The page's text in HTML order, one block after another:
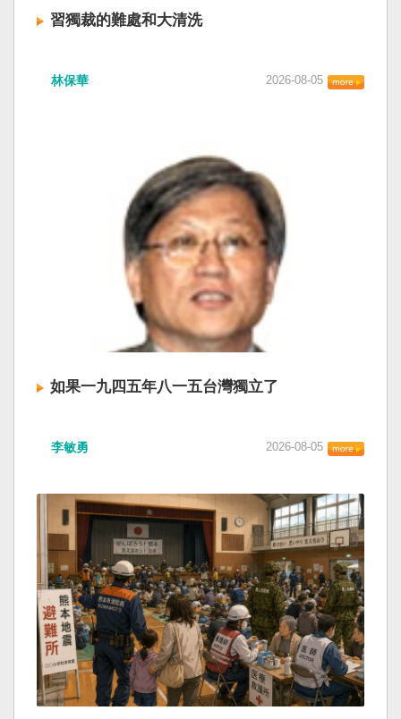
次彰顯這份聲明的立場，很榮幸代表台灣人民接
受IPAC的聲明，台灣會給予堅定的支持，共同捍
更透過跨國鎮壓手段，對世界各國人民進行政治
紅色恐怖正在世界各地蔓延，今年論壇主題聚焦
討論全球的民主韌性、灰帶侵擾的因應聯防，以
及非紅供應鏈的重塑，更加反映出台灣在國際社
會中的角色定位，以及期許台灣能承擔的國際責
任。 賴清德表示，當今台灣的民主成就受到國際
的肯定，面對中國「民促法」的威脅，台灣不會
接受統戰滲透和紅色恐怖、不會坐視中國將壓迫
黑手伸進台灣，或任何自由國家與地區。 賴清德
強調，台灣會以行動積極響應，落實「集體防
禦、責任分擔」，並將持續提升國防力量、強化
量，確保印太區域的和平穩定；台灣也將善用
韌性，讓彼此的國家更安全更繁榮。 最後，賴清
斷，台灣有堅定的意志，確保民主燈塔永明，自
由基石永固。
習獨裁的難處和大清洗
中全會。本來以為在七月上海的AI全球大會以
「適應不同群體消費需求擴大優質供給」。顯然
七月中國官方的經濟數字，製造業採購經理人指
數PMI，由六月的五十．三％大幅滑落至四十九．
二％，不僅低於預估的五十．一％，更一舉跌破
五十％榮枯線，加上非製造業和綜合PMI產出指數
三大核心指標同步跌穿榮枯線，習近平的梭哈
（孤注一擲）失敗，在會議文件上不得不兩處承
認「困難」。 一處是「有效應對各種外部衝擊和
內部困難」，後面提及「要高度重視經濟運行中
的困難挑戰」。其後各段落所說的例如公平競
企業帳款拖欠問題」，更暴露企業之間拖欠已經
到「兜牢基層『三保』底線」和「抓好『一老一
精氣神，不斷創造高質量發展新業績」。不懂什
麼是「精氣神」，還以為是假文件，是新時代習
近平思想嗎？ 最後一句是「會議還研究了其他事
項。」這是每次外媒最感興趣的問題，那就是人
事問題。港媒大做文章，排查二十屆中央委員清
洗了多少人？這為習近平的進一步獨裁和二十一
大續任鋪平道路。據統計，過去一年，已有十九
名中央委員被官方宣布落馬或罷免全國人大代表
職務。另外還有「失蹤」者。總共接近三十人。
領銜的是兩名政治局委員：軍委副主席張又俠與
新疆黨委書記馬興瑞。 軍方還有原中央軍委副主
林保華 2026-08-05
如果一九四五年八一五台灣獨立了
的歷史就不會有中國國民黨，也不會捲入迄今仍
人民共和國接續了，中國是中國，台灣是台灣。
兩岸已有正常外交，中國也可致力提升國民福
祉。 如果一九四五年八一五台灣獨立了，就像二
戰後許多殖民地選擇獨立，成為杭廷頓第二波民
主化的歷史。獨立的台灣會像脫離日本殖民的韓
國，八一五這一天成為獨立紀念日及光復節。不
同於有國家歷史的朝鮮，台灣是新興國家，開展
自己國家的歷史。台灣沒有像朝鮮的左右路線競
逐政權，造成內戰形成南韓、北朝分裂國家的歷
史。或許會有左右路線政黨，形塑台灣的國家之
路。 如果一九四五年八一五台灣獨立了，一九四
九年中華人民共和國革命推翻中華民國，中國國
李敏勇 2026-08-05